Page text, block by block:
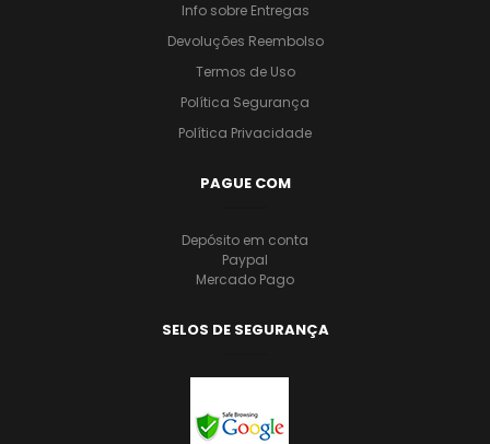
Info sobre Entregas
Devoluções Reembolso
Termos de Uso
Política Segurança
Política Privacidade
PAGUE COM
Depósito em conta
Paypal
Mercado Pago
SELOS DE SEGURANÇA